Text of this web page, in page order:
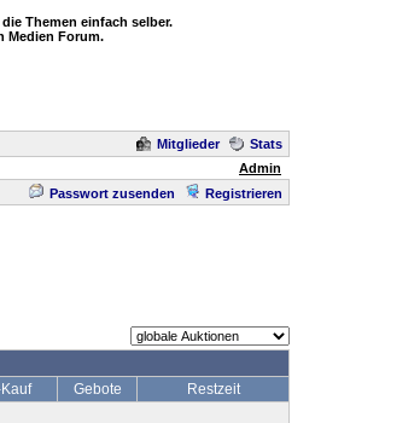
Themen einfach selber.
Medien Forum.
Mitglieder
Stats
Admin
Passwort zusenden Registrieren
Gebote Restzeit